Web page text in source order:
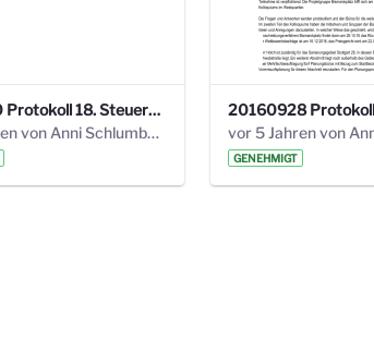
20161130 Protokoll 18. Steuerungskreis.pdf
vor 5 Jahren von Anni Schlumberger
GENEHMIGT